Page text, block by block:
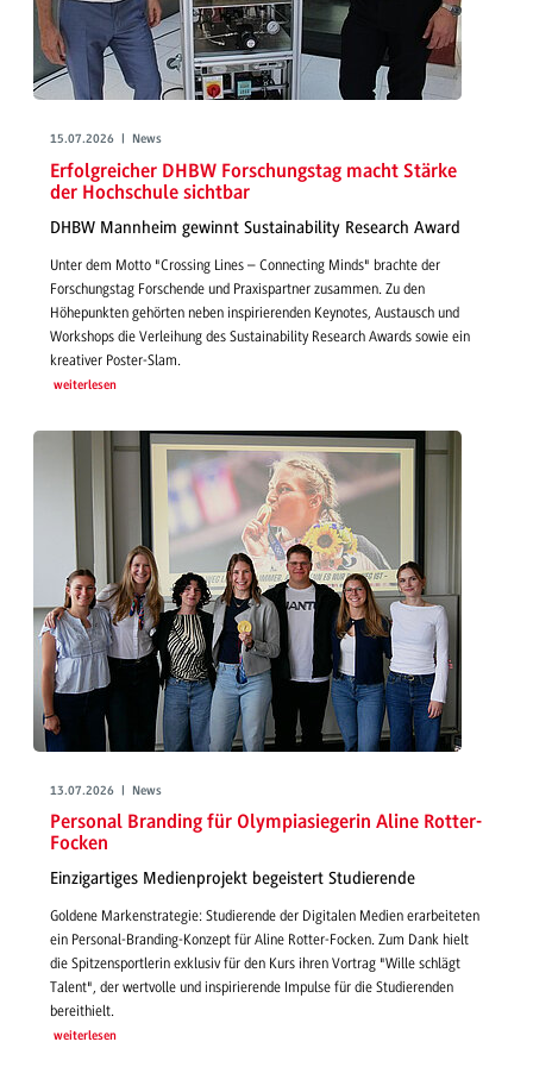
15.07.2026 | News
Erfolgreicher DHBW Forschungstag macht Stärke
der Hochschule sichtbar
DHBW Mannheim gewinnt Sustainability Research Award
Unter dem Motto "Crossing Lines – Connecting Minds" brachte der
Forschungstag Forschende und Praxispartner zusammen. Zu den
Höhepunkten gehörten neben inspirierenden Keynotes, Austausch und
Workshops die Verleihung des Sustainability Research Awards sowie ein
kreativer Poster-Slam.
weiterlesen
13.07.2026 | News
Personal Branding für Olympiasiegerin Aline Rotter-
Focken
Einzigartiges Medienprojekt begeistert Studierende
Goldene Markenstrategie: Studierende der Digitalen Medien erarbeiteten
ein Personal-Branding-Konzept für Aline Rotter-Focken. Zum Dank hielt
die Spitzensportlerin exklusiv für den Kurs ihren Vortrag "Wille schlägt
Talent", der wertvolle und inspirierende Impulse für die Studierenden
bereithielt.
weiterlesen